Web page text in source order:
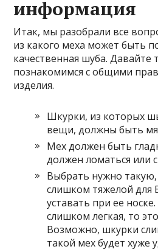
информация
Итак, мы разобрали все
из какого меха может быть
качественная шуба. Давайте
познакомимся с общими
изделия.
Шкурки, из которых
вещи, должны быть
Мех должен быть
должен ломаться или
Выбрать нужно такую,
слишком тяжелой для
уставать при ее
слишком легкая, то
Возможно, шкурки
такой мех будет хуже